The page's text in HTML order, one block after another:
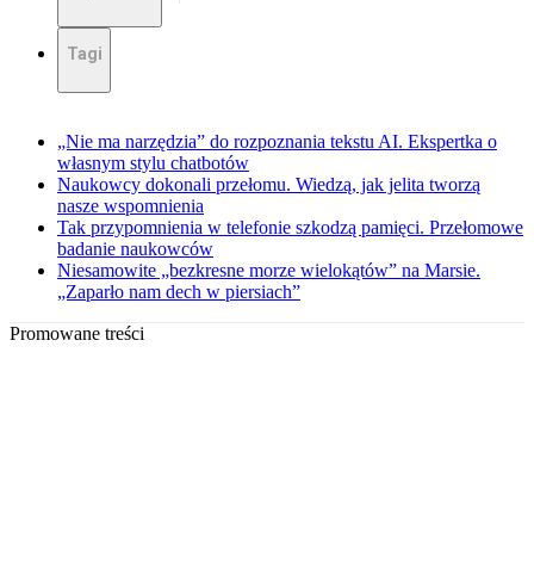
Tagi
„Nie ma narzędzia” do rozpoznania tekstu AI. Ekspertka o
własnym stylu chatbotów
Naukowcy dokonali przełomu. Wiedzą, jak jelita tworzą
nasze wspomnienia
Tak przypomnienia w telefonie szkodzą pamięci. Przełomowe
badanie naukowców
Niesamowite „bezkresne morze wielokątów” na Marsie.
„Zaparło nam dech w piersiach”
Promowane treści